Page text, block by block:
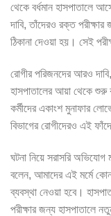
থেকে বর্ধমান হাসপাতালে
দাবি, তাঁদেরও রক্ত পরীক্ষার
ঠিকানা দেওয়া হয়। সেই
রোগীর পরিজনদের আরও দাবি,
হাসপাতালের আয়া থেকে শুরু
কর্মীদের একাংশ মুনাফার
বিভাগের রোগীদেরও এই
ঘটনা নিয়ে সরাসরি অভিযোগ
বলেন, আমাদের এই মর্মে
ব্যবস্থা নেওয়া হবে।
পরীক্ষার জন্য হাসপাতালে